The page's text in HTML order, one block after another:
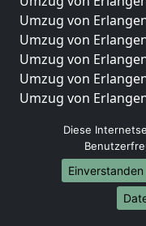
Umzug von
Umzug von
Umzug von
Umzug von
Umzug von
Umzüge-
Umzug von
Umzug von
Umzug von
Umzug von
Diese
Einverstanden